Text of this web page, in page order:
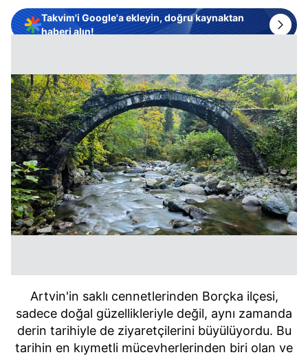
Takvim'i Google'a ekleyin, doğru kaynaktan
haberi alın!
Artvin'in saklı cennetlerinden Borçka ilçesi,
sadece doğal güzellikleriyle değil, aynı zamanda
derin tarihiyle de ziyaretçilerini büyülüyordu. Bu
tarihin en kıymetli mücevherlerinden biri olan ve